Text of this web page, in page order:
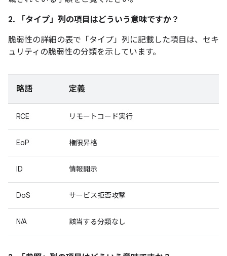
2. 「タイプ」 列の項目はどういう意味ですか？
脆弱性の詳細の表で「タイプ」 列に記載した項目は、セキ
ュリティの脆弱性の分類を示しています。
略語 定義
RCE リモートコード実行
EoP 権限昇格
ID 情報開示
DoS サービス拒否攻撃
N/A 該当する分類なし